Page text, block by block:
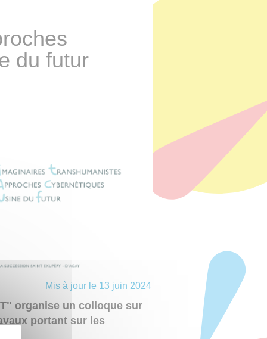
du futur
Mis à jour le 13 juin 2024
organise un colloque sur
portant sur les